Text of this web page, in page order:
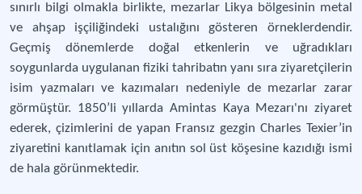
sınırlı bilgi olmakla birlikte, mezarlar Likya bölgesinin metal
ve ahşap işçiliğindeki ustalığını gösteren örneklerdendir.
Geçmiş dönemlerde doğal etkenlerin ve uğradıkları
soygunlarda uygulanan fiziki tahribatın yanı sıra ziyaretçilerin
isim yazmaları ve kazımaları nedeniyle de mezarlar zarar
görmüştür. 1850’li yıllarda Amintas Kaya Mezarı'nı ziyaret
ederek, çizimlerini de yapan Fransız gezgin Charles Texier’in
ziyaretini kanıtlamak için anıtın sol üst köşesine kazıdığı ismi
de hala görünmektedir.